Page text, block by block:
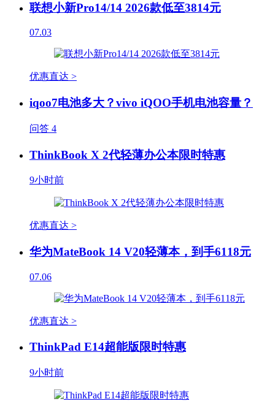
联想小新Pro14/14 2026款低至3814元
07.03
优惠直达 >
iqoo7电池多大？vivo iQOO手机电池容量？
问答 4
ThinkBook X 2代轻薄办公本限时特惠
9小时前
优惠直达 >
华为MateBook 14 V20轻薄本，到手6118元
07.06
优惠直达 >
ThinkPad E14超能版限时特惠
9小时前